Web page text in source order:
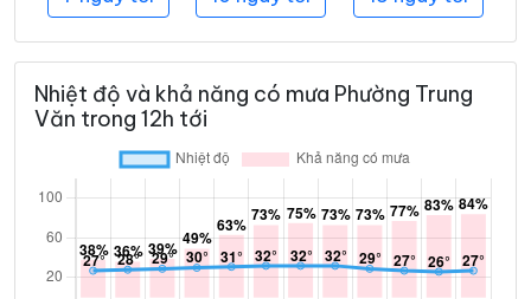
Nhiệt độ và khả năng có mưa Phường Trung
Văn trong 12h tới